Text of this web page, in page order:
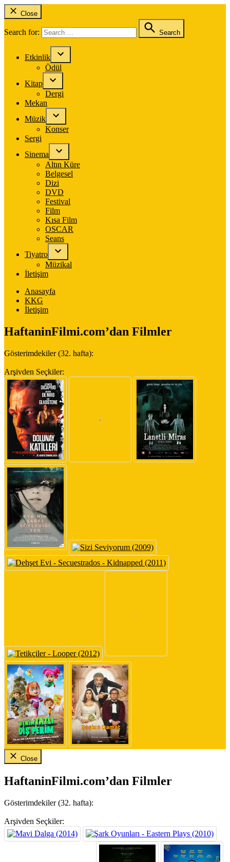
Close
Search for: Search
Etkinlik
Ödül
Kitap
Dergi
Mekan
Müzik
Konser
Sergi
Sinema
Altın Küre
Belgesel
Dizi
DVD
Festival
Film
Kısa Film
OSCAR
Seans
Tiyatro
Müzikal
İletişim
Anasayfa
KKG
İletişim
HaftaninFilmi.com’dan Filmler
Gösterimdekiler (32. hafta):
Arşivden Seçkiler:
Close
HaftaninFilmi.com’dan Filmler
Gösterimdekiler (32. hafta):
Arşivden Seçkiler: